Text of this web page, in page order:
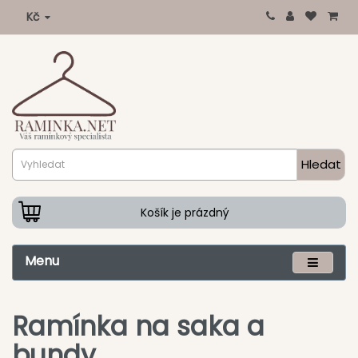
Kč
Hledat
Košík je prázdný
Menu
Ramínka na saka a